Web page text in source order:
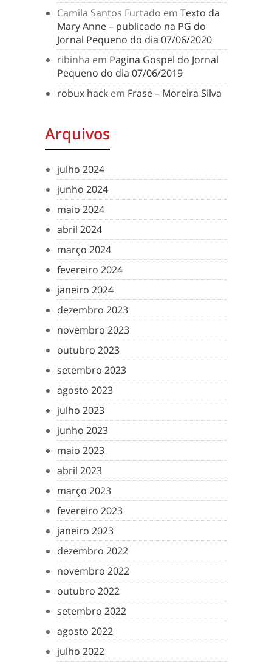
Camila Santos Furtado em Texto da
Mary Anne – publicado na PG do
Jornal Pequeno do dia 07/06/2020
ribinha em Pagina Gospel do Jornal
Pequeno do dia 07/06/2019
robux hack em Frase – Moreira Silva
Arquivos
julho 2024
junho 2024
maio 2024
abril 2024
março 2024
fevereiro 2024
janeiro 2024
dezembro 2023
novembro 2023
outubro 2023
setembro 2023
agosto 2023
julho 2023
junho 2023
maio 2023
abril 2023
março 2023
fevereiro 2023
janeiro 2023
dezembro 2022
novembro 2022
outubro 2022
setembro 2022
agosto 2022
julho 2022